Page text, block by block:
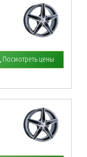
Посмотреть цены